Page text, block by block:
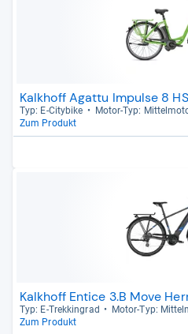
Kalkhoff Agattu Impulse 8
Typ: E-​City­bike
Motor-​Typ:
Zum Produkt
Kalkhoff Entice 3.B Move
Typ: E-​Trek­kin­grad Motor-​Typ:
Zum Produkt